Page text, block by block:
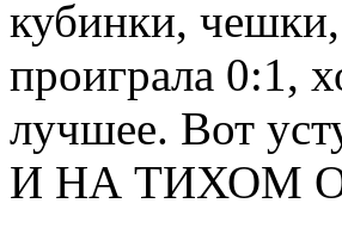
кубинки,
проиграла 0:1,
лучшее. Вот
И НА ТИХОМ